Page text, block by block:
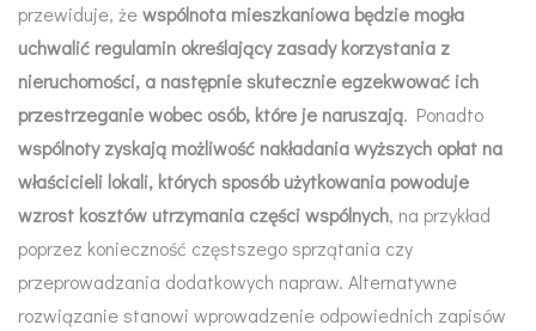
przewiduje, żewspólnota mieszkaniowa będzie mogła
uchwalić regulamin określający zasady korzystania z
nieruchomości, a następnie skutecznie egzekwować ich
przestrzeganie wobec osób, które je naruszają. Ponadto
wspólnoty zyskają możliwość nakładania wyższych opłat na
właścicieli lokali, których sposób użytkowania powoduje
wzrost kosztów utrzymania części wspólnych, na przykład
poprzez konieczność częstszego sprzątania czy
przeprowadzania dodatkowych napraw. Alternatywne
rozwiązanie stanowi wprowadzenie odpowiednich zapisów